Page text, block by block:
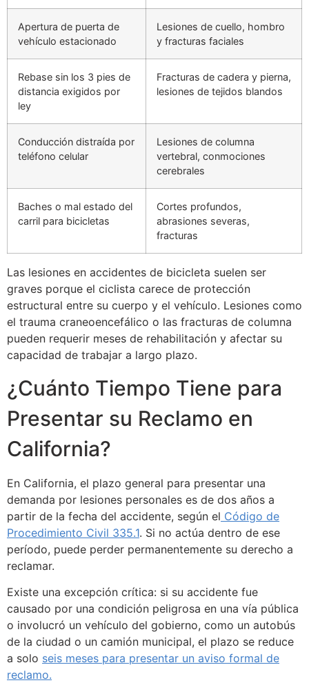
Apertura de puerta de
vehículo estacionado
Lesiones de cuello, hombro
y fracturas faciales
Rebase sin los 3 pies de
distancia exigidos por
ley
Fracturas de cadera y pierna,
lesiones de tejidos blandos
Conducción distraída por
teléfono celular
Lesiones de columna
vertebral, conmociones
cerebrales
Baches o mal estado del
carril para bicicletas
Cortes profundos,
abrasiones severas,
fracturas
Las lesiones en accidentes de bicicleta suelen ser
graves porque el ciclista carece de protección
estructural entre su cuerpo y el vehículo. Lesiones como
el trauma craneoencefálico o las fracturas de columna
pueden requerir meses de rehabilitación y afectar su
capacidad de trabajar a largo plazo.
¿Cuánto Tiempo Tiene para
Presentar su Reclamo en
California?
En California, el plazo general para presentar una
demanda por lesiones personales es de dos años a
partir de la fecha del accidente, según el Código de
Procedimiento Civil 335.1. Si no actúa dentro de ese
período, puede perder permanentemente su derecho a
reclamar.
Existe una excepción crítica: si su accidente fue
causado por una condición peligrosa en una vía pública
o involucró un vehículo del gobierno, como un autobús
de la ciudad o un camión municipal, el plazo se reduce
a solo seis meses para presentar un aviso formal de
reclamo.